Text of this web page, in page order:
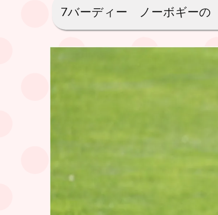
7バーディー ノーボギー